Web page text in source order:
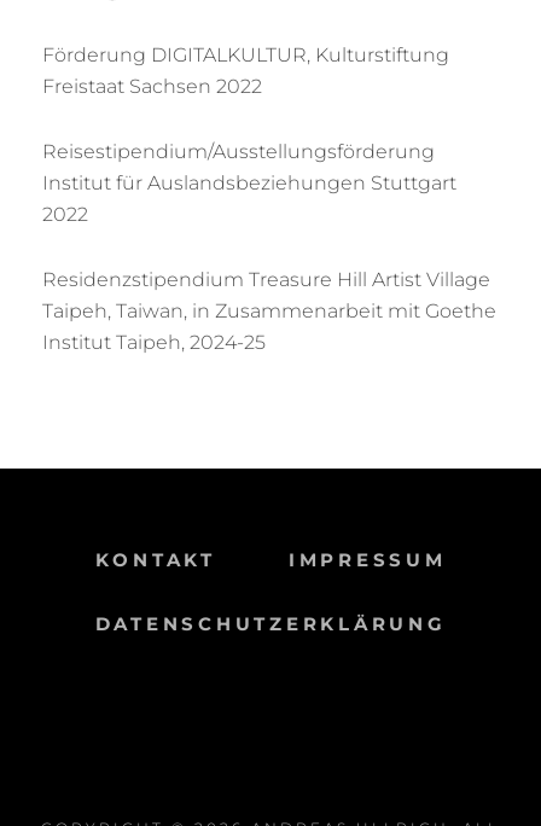
Förderung DIGITALKULTUR, Kulturstiftung
Freistaat Sachsen 2022
Reisestipendium/Ausstellungsförderung
Institut für Auslandsbeziehungen Stuttgart
2022
Residenzstipendium Treasure Hill Artist Village
Taipeh, Taiwan, in Zusammenarbeit mit Goethe
Institut Taipeh, 2024-25
KONTAKT IMPRESSUM
DATENSCHUTZERKLÄRUNG